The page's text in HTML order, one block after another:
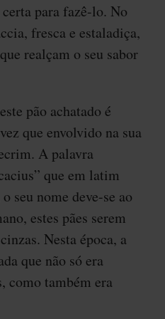
para fazê-lo. No
fresca e estaladiça,
realçam o seu sabor
pão achatado é
que envolvido na sua
A palavra
que em latim
seu nome deve-se ao
estes pães serem
Nesta época, a
que não só era
como também era